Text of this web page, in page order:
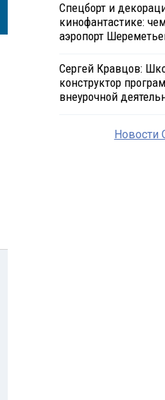
Спецборт и
кинофантастике:
аэропорт
Сергей Кравцов:
конструктор
внеурочной